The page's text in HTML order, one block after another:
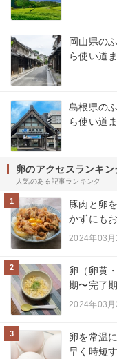
岡山県の
ら使い道
島根県の
ら使い道
卵のアクセスランキン
人気のある記事ランキング
1
豚肉と卵
かずにも
2024年03月
2
卵（卵黄
期〜完了
2024年03月
3
卵を常温
早く時短